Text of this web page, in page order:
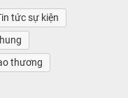
tức sự kiện
thương